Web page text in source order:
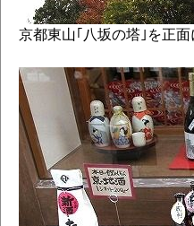
京都東山｢八坂の塔｣を正